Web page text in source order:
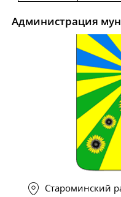
Администрация
Староминский